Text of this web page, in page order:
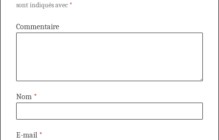
sont indiqués avec *
Commentaire
Nom *
E-mail *